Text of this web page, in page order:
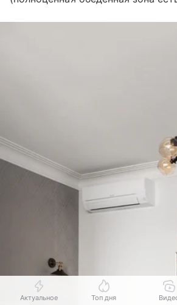
Актуальное Топ дня